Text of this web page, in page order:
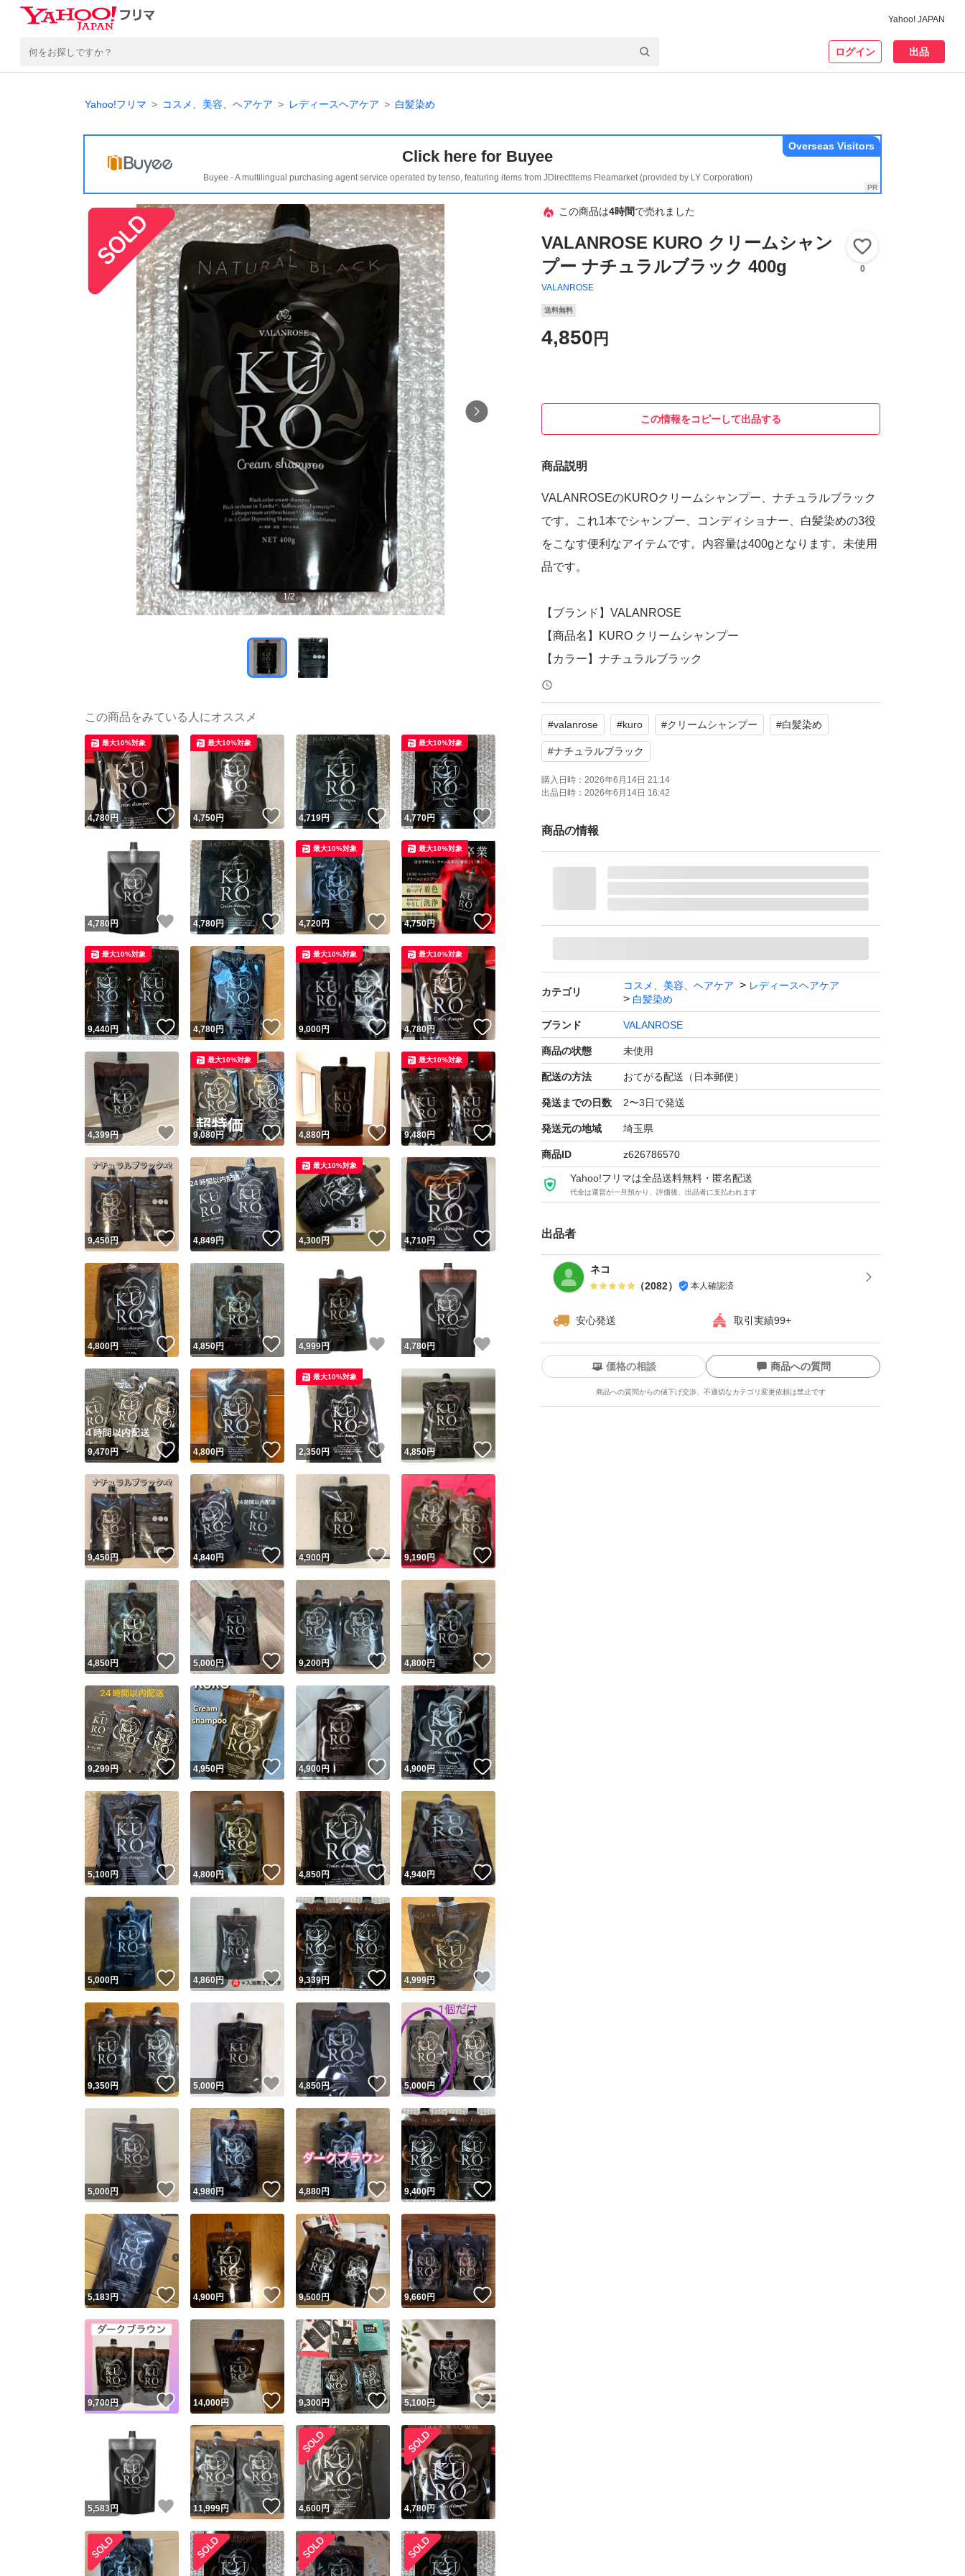
Yahoo! JAPAN
ログイン 出品
Yahoo!フリマ コスメ、美容、ヘアケア レディースヘアケア 白髪染め
Click here for Buyee
Buyee - A multilingual purchasing agent service operated by tenso, featuring items from JDirectItems Fleamarket (provided by LY Corporation)
Overseas Visitors
1/2
この商品は4時間で売れました
VALANROSE KURO クリームシャン
プー ナチュラルブラック 400g
VALANROSE
0
送料無料
4,850 円
この情報をコピーして出品する
商品説明
VALANROSEのKUROクリームシャンプー、ナチュラルブラック
です。これ1本でシャンプー、コンディショナー、白髪染めの3役
をこなす便利なアイテムです。内容量は400gとなります。未使用
品です。
【ブランド】VALANROSE
【商品名】KURO クリームシャンプー
【カラー】ナチュラルブラック
【内容量】400g
【状態】未使用
よろしくお願いいたします。
#valanrose #kuro #クリームシャンプー #白髪染め
#ナチュラルブラック
購入日時： 2026年6月14日 21:14
出品日時： 2026年6月14日 16:42
商品の情報
カテゴリ
コスメ、美容、ヘアケア
レディースヘアケア
白髪染め
ブランド VALANROSE
商品の状態 未使用
配送の方法 おてがる配送（日本郵便）
発送までの日数 2〜3日で発送
発送元の地域 埼玉県
商品ID z626786570
Yahoo!フリマは全品送料無料・匿名配送
代金は運営が一旦預かり、評価後、出品者に支払われます
出品者
ネコ
（2082） 本人確認済
安心発送 取引実績99+
ユーザーの実績について
Yahoo!フリマが定めた一定の基準を満たしたユーザーにバッジを付与しています
安心取引出品者
安心取引出品者 Yahoo!フリマの基準をクリアした安心・安全なユーザーです
取引実績
取引実績◯+ このユーザーはYahoo!フリマの取引を完了させた実績があります
他フリマ実績◯+ このユーザーは他フリマサービスでの取引実績があります
スピード&安心発送
※このバッジは実績に基づく表示であり、発送を保証しているものではありません
スピード＆安心発送
このユーザーは高頻度で24時間以内＆設定した発送日数内に発送してい
ます
スピード発送 このユーザーは高頻度で24時間以内に発送しています
安心発送 このユーザーは設定した発送日数内に発送しています
価格の相談 商品への質問
商品への質問からの値下げ交渉、不適切なカテゴリ変更依頼は禁止です
この商品の情報をコピーします
商品画像の 無断転載は禁止されています
コピーは
1商品につき1回です
出品ページへ
キャンセル
この商品をみている人にオススメ
4,780円 いいね！
最大10%対象
4,750円 いいね！
最大10%対象
4,719円 いいね！
4,770円 いいね！
最大10%対象
4,780円 いいね！
4,780円 いいね！
4,720円 いいね！
最大10%対象
4,750円 いいね！
最大10%対象
9,440円 いいね！
最大10%対象
4,780円 いいね！
9,000円 いいね！
最大10%対象
4,780円
最大10%対象
4,399円 いいね！
9,080円 いいね！
最大10%対象
4,880円 いいね！
9,480円 いいね！
最大10%対象
9,450円 いいね！
4,849円 いいね！
4,300円 いいね！
最大10%対象
4,710円
4,800円 いいね！
4,850円 いいね！
4,999円 いいね！
4,780円
9,470円 いいね！
4,800円 いいね！
2,350円 いいね！
最大10%対象
4,850円 いいね！
9,450円 いいね！
4,840円 いいね！
4,900円 いいね！
9,190円 いいね！
4,850円 いいね！
5,000円 いいね！
9,200円 いいね！
4,800円
9,299円 いいね！
4,950円 いいね！
4,900円 いいね！
4,900円 いいね！
5,100円 いいね！
4,800円 いいね！
4,850円 いいね！
4,940円 いいね！
5,000円 いいね！
4,860円 いいね！
9,339円 いいね！
4,999円
9,350円 いいね！
5,000円 いいね！
4,850円 いいね！
5,000円 いいね！
5,000円 いいね！
4,980円 いいね！
4,880円 いいね！
9,400円 いいね！
5,183円 いいね！
4,900円 いいね！
9,500円 いいね！
9,660円 いいね！
9,700円 いいね！
14,000円 いいね！
9,300円 いいね！
5,100円 いいね！
5,583円 いいね！
11,999円 いいね！
4,600円 4,780円